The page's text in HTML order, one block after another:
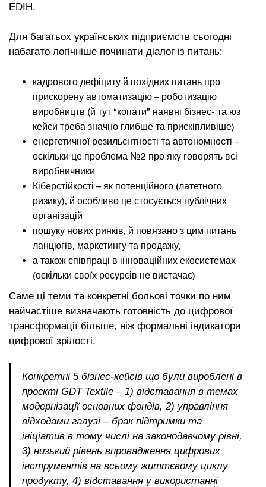
EDIH.
Для багатьох українських підприємств сьогодні
набагато логічніше починати діалог із питань:
кадрового дефіциту й похідних питань про
прискорену автоматизацію – роботизацію
виробництв (й тут “копати” наявні бізнес- та юз
кейси треба значно глибше та прискіпливіше)
енергетичної резильєнтності та автономності –
оскільки це проблема №2 про яку говорять всі
виробничники
Кіберстійкості – як потенційного (латетного
ризику), й особливо це стосується публічних
організацій
пошуку нових ринків, й повязано з цим питань
ланцюгів, маркетингу та продажу,
а також співпраці в інноваційних екосистемах
(оскільки своїх ресурсів не вистачає)
Саме ці теми та конкретні больові точки по ним
найчастіше визначають готовність до цифрової
трансформації більше, ніж формальні індикатори
цифрової зрілості.
Конкретні 5 бізнес-кейсів що були вироблені в
проєкті GDT Textile – 1) відставання в темах
модернізації основних фондів, 2) управління
відходами галузі – брак підтримки та
ініціатив в тому числі на законодавчому рівні,
3) низький рівень впровадження цифрових
інструментів на всьому життєвому циклу
продукту, 4) відставання у використанні